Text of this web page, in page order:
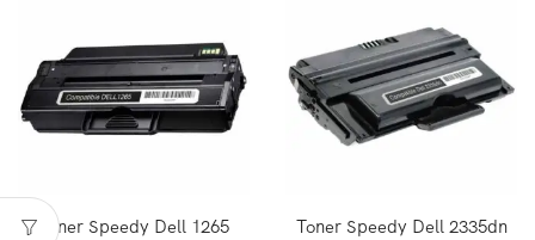
Toner Speedy Dell 1265
Toner Speedy Dell 2335dn